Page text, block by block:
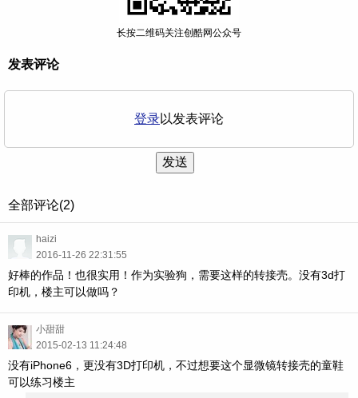
长按二维码关注创酷网公众号
发表评论
登录以发表评论
发送
全部评论(2)
haizi
2016-11-26 22:31:55
好棒的作品！也很实用！作为实验狗，需要这样的转接壳。没有3d打
印机，楼主可以做吗？
小甜甜
2015-02-13 11:24:48
没有iPhone6，更没有3D打印机，不过想要这个显微镜转接壳的童鞋
可以练习楼主